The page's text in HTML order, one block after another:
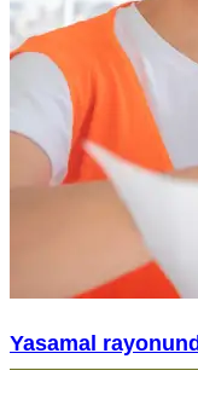
Yasamal